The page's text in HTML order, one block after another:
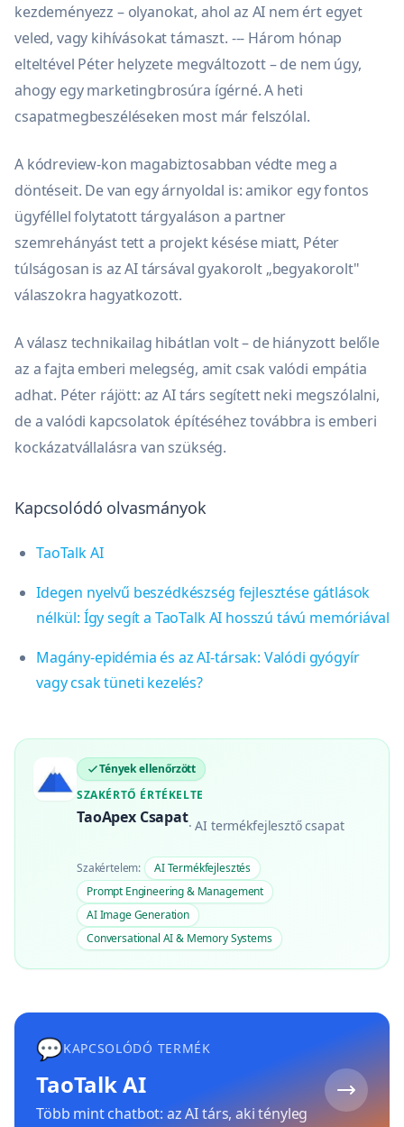
kezdeményezz – olyanokat, ahol az AI nem ért egyet
veled, vagy kihívásokat támaszt. --- Három hónap
elteltével Péter helyzete megváltozott – de nem úgy,
ahogy egy marketingbrosúra ígérné. A heti
csapatmegbeszéléseken most már felszólal.
A kódreview-kon magabiztosabban védte meg a
döntéseit. De van egy árnyoldal is: amikor egy fontos
ügyféllel folytatott tárgyaláson a partner
szemrehányást tett a projekt késése miatt, Péter
túlságosan is az AI társával gyakorolt „begyakorolt"
válaszokra hagyatkozott.
A válasz technikailag hibátlan volt – de hiányzott belőle
az a fajta emberi melegség, amit csak valódi empátia
adhat. Péter rájött: az AI társ segített neki megszólalni,
de a valódi kapcsolatok építéséhez továbbra is emberi
kockázatvállalásra van szükség.
Kapcsolódó olvasmányok
TaoTalk AI
Idegen nyelvű beszédkészség fejlesztése gátlások
nélkül: Így segít a TaoTalk AI hosszú távú memóriával
Magány-epidémia és az AI-társak: Valódi gyógyír
vagy csak tüneti kezelés?
Tények ellenőrzött
SZAKÉRTŐ ÉRTÉKELTE
TaoApex Csapat·AI termékfejlesztő csapat
Szakértelem:
AI Termékfejlesztés
Prompt Engineering & Management
AI Image Generation
Conversational AI & Memory Systems
💬KAPCSOLÓDÓ TERMÉK
TaoTalk AI
Több mint chatbot: az AI társ, aki tényleg